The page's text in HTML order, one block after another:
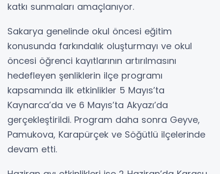
katkı sunmaları amaçlanıyor.
Sakarya genelinde okul öncesi eğitim
konusunda farkındalık oluşturmayı ve okul
öncesi öğrenci kayıtlarının artırılmasını
hedefleyen şenliklerin ilçe programı
kapsamında ilk etkinlikler 5 Mayıs’ta
Kaynarca’da ve 6 Mayıs’ta Akyazı’da
gerçekleştirildi. Program daha sonra Geyve,
Pamukova, Karapürçek ve Söğütlü ilçelerinde
devam etti.